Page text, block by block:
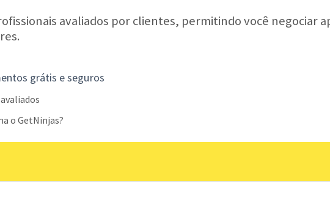
avaliados por clientes, permitindo você negociar
grátis e seguros
o GetNinjas?